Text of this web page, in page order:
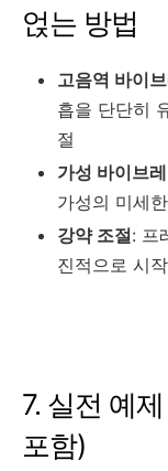
얹는 방법
고음역 바이
흡을 단단히
절
가성 바이브
가성의 미세
강약 조절: 프
진적으로 시
7. 실전 예
포함)